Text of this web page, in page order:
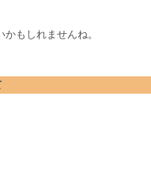
もしれませんね。